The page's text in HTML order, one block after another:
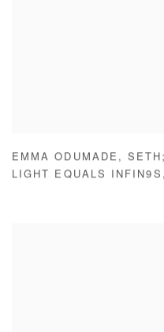
EMMA ODUMADE ,
LIGHT EQUALS INFIN9S